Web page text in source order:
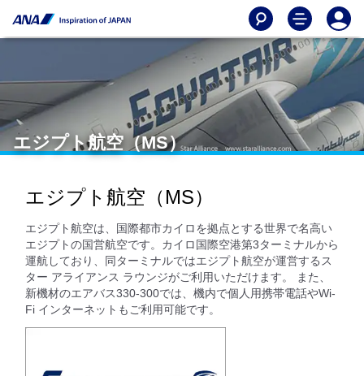
エジプト航空（MS）
エジプト航空（MS）
エジプト航空は、国際都市カイロを拠点とする世界で名高い
エジプトの国営航空です。カイロ国際空港第3ターミナルから
運航しており、同ターミナルではエジプト航空が運営するス
ター アライアンス ラウンジがご利用いただけます。 また、
新機材のエアバス330-300では、機内で個人用携帯電話やWi-
Fi インターネットもご利用可能です。